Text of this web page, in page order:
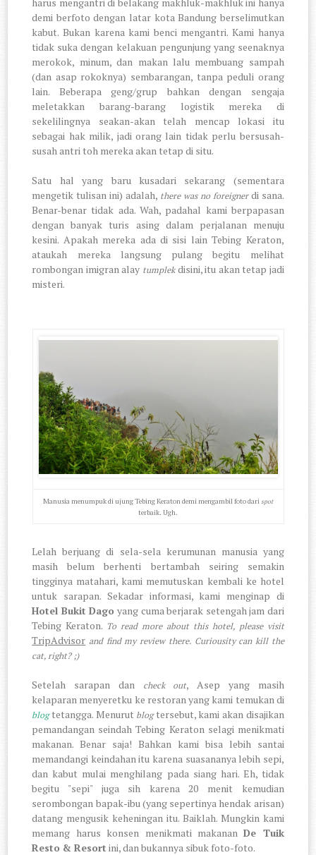
demi berfoto dengan latar kota Bandung berselimutkan
kabut. Bukan karena kami benci mengantri. Kami hanya
tidak suka dengan kelakuan pengunjung yang seenaknya
merokok, minum, dan makan lalu membuang sampah
(dan asap rokoknya) sembarangan, tanpa peduli orang
lain. Beberapa geng/grup bahkan dengan sengaja
meletakkan barang-barang logistik mereka di
sekelilingnya seakan-akan telah mencap lokasi itu
sebagai hak milik, jadi orang lain tidak perlu bersusah-
susah antri toh mereka akan tetap di situ.
Satu hal yang baru kusadari sekarang (sementara
mengetik tulisan ini) adalah, there was no foreignerdi sana.
Benar-benar tidak ada. Wah, padahal kami berpapasan
dengan banyak turis asing dalam perjalanan menuju
kesini. Apakah mereka ada di sisi lain Tebing Keraton,
ataukah mereka langsung pulang begitu melihat
rombongan imigran alay tumplekdisini, itu akan tetap jadi
misteri.
Manusia menumpuk di ujung Tebing Keraton demi mengambil foto darispot
terbaik. Ugh.
Lelah berjuang di sela-sela kerumunan manusia yang
masih belum berhenti bertambah seiring semakin
tingginya matahari, kami memutuskan kembali ke hotel
untuk sarapan. Sekadar informasi, kami menginap di
Hotel Bukit Dago yang cuma berjarak setengah jam dari
Tebing Keraton. To read more about this hotel, please visit
TripAdvisor and find my review there. Curiousity can kill the
cat, right? ;)
Setelah sarapan dan check out, Asep yang masih
kelaparan menyeretku ke restoran yang kami temukan di
blog tetangga. Menurut blogtersebut, kami akan disajikan
pemandangan seindah Tebing Keraton selagi menikmati
makanan. Benar saja! Bahkan kami bisa lebih santai
memandangi keindahan itu karena suasananya lebih sepi,
dan kabut mulai menghilang pada siang hari. Eh, tidak
begitu "sepi" juga sih karena 20 menit kemudian
serombongan bapak-ibu (yang sepertinya hendak arisan)
datang mengusik keheningan itu. Baiklah. Mungkin kami
memang harus konsen menikmati makananDe Tuik
Resto & Resort ini, dan bukannya sibuk foto-foto.